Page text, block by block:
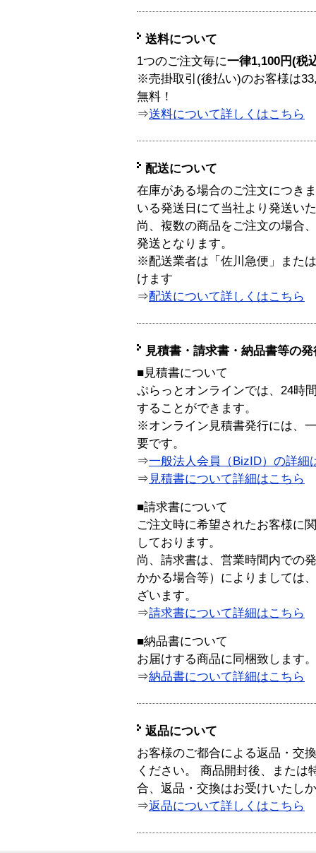
送料について
1つのご注文毎に一律1,100円(税
※売掛取引(後払い)のお客様は
無料！
⇒送料について詳しくはこちら
配送について
在庫がある場合のご注文につき
いる発送日にて当社より発送い
尚、複数の商品をご注文の場合
発送となります。
※配送業者は「佐川急便」また
けます
⇒配送について詳しくはこちら
見積書・請求書・納品書等の
■見積書について
ぷらっとオンラインでは、24時
することができます。
※オンライン見積書発行には、
要です。
⇒一般法人会員（BizID）の詳細
⇒ 見積書について詳細はこちら
■請求書について
ご注文時に希望されたお客様に
しております。
尚、請求書は、営業時間内での
かかる場合等）によりましては
ざいます。
⇒請求書について詳細はこちら
■納品書について
お届けする商品に同梱致します。
⇒納品書について詳細はこちら
返品について
お客様のご都合による返品・交
ください。 商品開封後、または
合、返品・交換はお受けいたし
⇒返品について詳しくはこちら